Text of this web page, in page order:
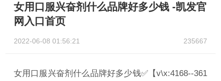
女用口服兴奋剂什么品牌好多少钱 -凯发官
网入口首页
2022-06-08 01:56:21 235667
女用口服兴奋剂什么品牌好多少钱✅【v\x:4168--361